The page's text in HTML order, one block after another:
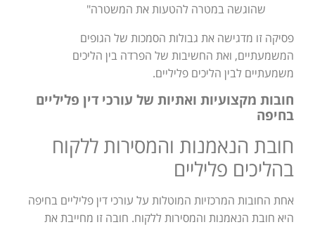
שהוגשה במטרה להטעות את המשטרה"
פסיקה זו מדגישה את גבולות הסמכות של הגופים
המשמעתיים, ואת החשיבות של הפרדה בין הליכים
משמעתיים לבין הליכים פליליים.
חובות מקצועיות ואתיות של עורכי דין פליליים
בחיפה
חובת הנאמנות והמסירות ללקוח
בהליכים פליליים
אחת החובות המרכזיות המוטלות על עורכי דין פליליים בחיפה
היא חובת הנאמנות והמסירות ללקוח. חובה זו מחייבת את